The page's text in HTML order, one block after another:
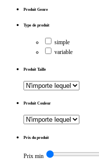
Produit Genre
Type de produit
simple
variable
Produit Taille
Produit Couleur
Prix du produit
Prix min